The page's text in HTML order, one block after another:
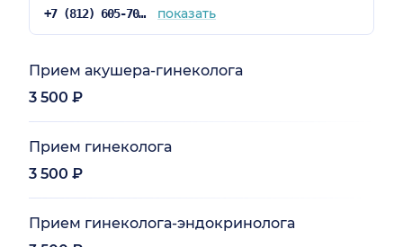
+7 (812) 605-70-36 показать
Прием акушера-гинеколога
3 500 ₽
Прием гинеколога
3 500 ₽
Прием гинеколога-эндокринолога